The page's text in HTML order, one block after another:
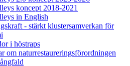
koncept 2018-2021
in English
- stärkt klustersamverkan för
i höstraps
om naturrestaureringsförordningen